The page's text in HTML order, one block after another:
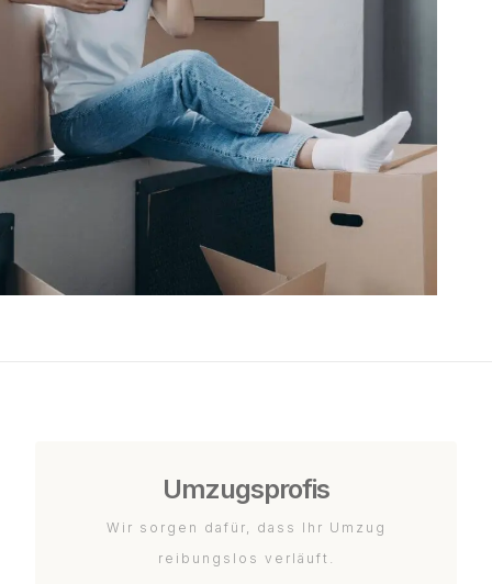
Umzugsprofis
Wir sorgen dafür, dass Ihr Umzug
reibungslos verläuft.